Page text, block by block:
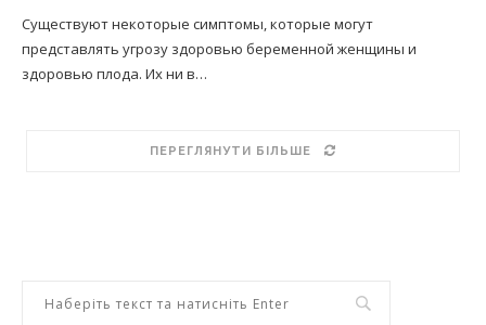
Существуют некоторые симптомы, которые могут
представлять угрозу здоровью беременной женщины и
здоровью плода. Их ни в…
ПЕРЕГЛЯНУТИ БІЛЬШЕ